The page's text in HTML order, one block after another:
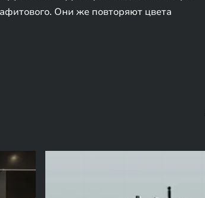
Они же повторяют цвета